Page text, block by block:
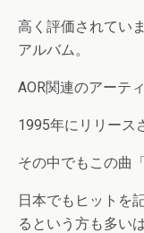
高く評価されてい
アルバム。
AOR関連のアーテ
1995年にリリース
その中でもこの曲
日本でもヒットを
るという方も多いは